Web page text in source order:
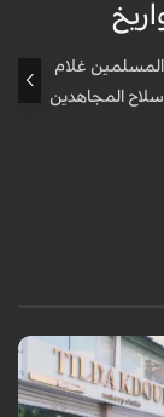
غلام
المجاهدين